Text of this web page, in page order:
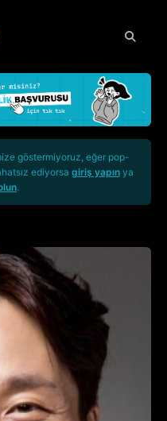
göstermiyoruz, eğer pop-
ediyorsa giriş yapınya
.